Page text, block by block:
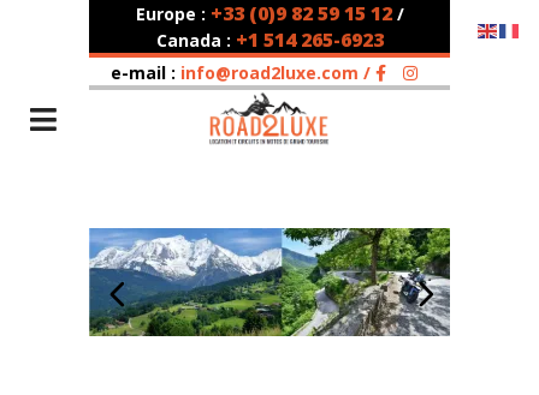
Europe : +33 (0)9 82 59 15 12 /
Canada : +1 514 265-6923
e-mail : info@road2luxe.com /
Les Alpes / Circuit guidé 7j/7n
CIRCUIT DATES / PRIX PROGRAMME
NOS MOTOS